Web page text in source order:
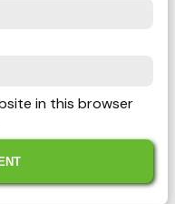
in this browser